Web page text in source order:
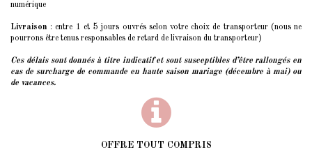
numérique
Livraison : entre 1 et 5 jours ouvrés selon votre choix de transporteur (nous ne
pourrons être tenus responsables de retard de livraison du transporteur)
Ces délais sont donnés à titre indicatif et sont susceptibles d’être rallongés en
cas de surcharge de commande en haute saison mariage (décembre à mai) ou
de vacances.
OFFRE TOUT COMPRIS